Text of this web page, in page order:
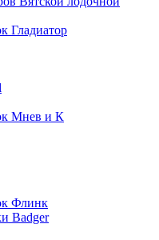
Гладиатор
Мнев и К
Флинк
Badger